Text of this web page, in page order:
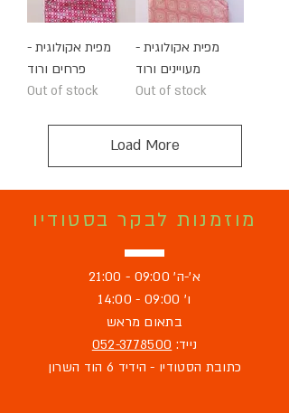
מפית אקולוגית -
פרחים ורוד
Out of stock
מפית אקולוגית -
מעויינים ורוד
Out of stock
Load More
מוזמנות לבקר בסטודיו
א'-ה' 09:00 - 21:00
ו' 09:00 - 14:00
בתאום מראש
נייד: 052-3778500
כתובת הסטודיו - הידיד 6 הוד השרון